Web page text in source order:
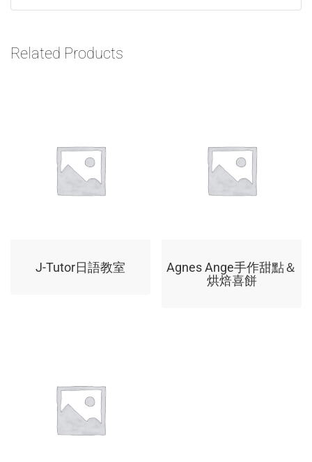
Related Products
J-Tutor日語教室
Agnes Ange手作甜點＆
烘焙喜餅